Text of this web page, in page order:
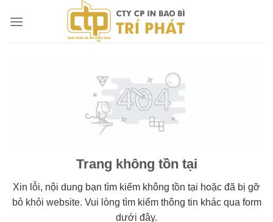
đến
Trang không tồn tại
Xin lỗi, nội dung bạn tìm kiếm không tồn tại hoặc đã bị gỡ
bỏ khỏi website. Vui lòng tìm kiếm thông tin khác qua form
dưới đây.